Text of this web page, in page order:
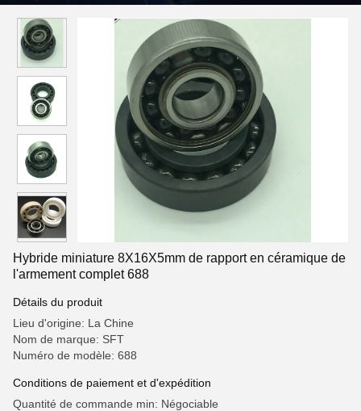
Hybride miniature 8X16X5mm de rapport en céramique de
l'armement complet 688
Détails du produit
Lieu d'origine: La Chine
Nom de marque: SFT
Numéro de modèle: 688
Conditions de paiement et d'expédition
Quantité de commande min: Négociable